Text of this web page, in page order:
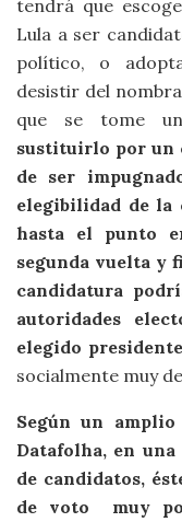
tendrá que
Lula a ser
político, o
desistir del
que se tome
sustituirlo por un
de ser
elegibilidad de la
hasta el punto
segunda vuelta y
candidatura
autoridades
elegido
socialmente muy
Según un
Datafolha, en
de candidatos,
de voto muy